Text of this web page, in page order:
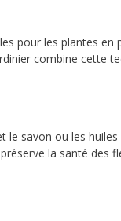
pour les plantes en
combine cette
le savon ou les
la santé des